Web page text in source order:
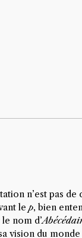
n’est pas de
le p, bien
nom d’
vision du